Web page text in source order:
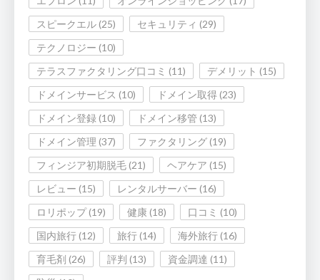
スピークエル(25) セキュリティ (29)
テクノロジー (10)
テラスファクタリング口コミ (11) デメリット (15)
ドメインサービス (10) ドメイン取得(23)
ドメイン登録 (10) ドメイン移管 (13)
ドメイン管理 (37) ファクタリング(19)
フィンジア初期脱毛(21) ヘアケア (15)
レビュー (15) レンタルサーバー (16)
ロリポップ(19) 健康(18) 口コミ (10)
国内旅行(12) 旅行(14) 海外旅行(16)
育毛剤 (26) 評判 (13) 資金調達 (11)